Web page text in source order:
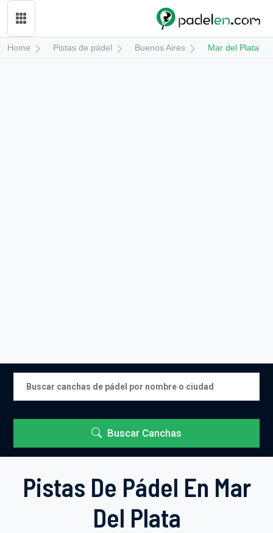
Home Pistas de pádel Buenos Aires Mar del Plata
Buscar Canchas
Pistas De Pádel En Mar
Del Plata